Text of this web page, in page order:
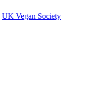
UK Vegan Society